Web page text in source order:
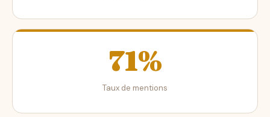
71%
Taux de mentions